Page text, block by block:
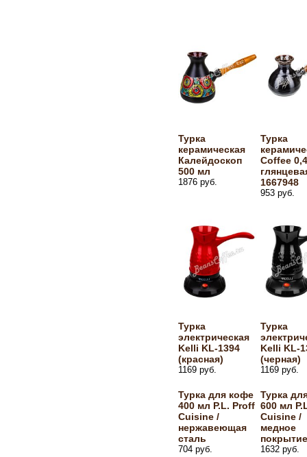
Турка
керамическая
Калейдоскоп
500 мл
1876 руб.
Турка
Coffee
1667948
953 руб.
Турка
электрическая
Kelli KL-1394
(красная)
1169 руб.
Турка
Kelli KL-
(черная)
1169 руб.
Турка для кофе
400 мл P.L. Proff
Cuisine /
нержавеющая
сталь
704 руб.
Турка
600 мл
Cuisine /
медное
покрытие
1632 руб.